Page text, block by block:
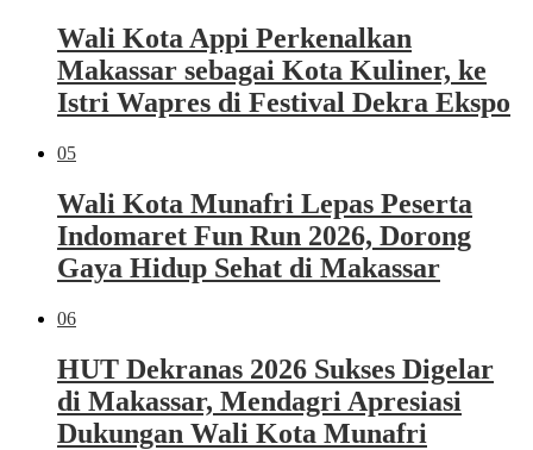
Wali Kota Appi Perkenalkan
Makassar sebagai Kota Kuliner, ke
Istri Wapres di Festival Dekra Ekspo
05
Wali Kota Munafri Lepas Peserta
Indomaret Fun Run 2026, Dorong
Gaya Hidup Sehat di Makassar
06
HUT Dekranas 2026 Sukses Digelar
di Makassar, Mendagri Apresiasi
Dukungan Wali Kota Munafri